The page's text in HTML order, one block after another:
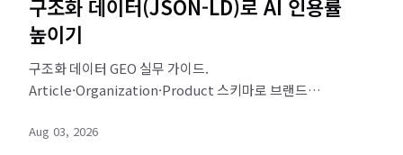
구조화 데이터(JSON-LD)로 AI 인용률
높이기
구조화 데이터 GEO 실무 가이드.
Article·Organization·Product 스키마로 브랜드
5단계를 확인하세요. 리드젠랩이 진단해 드립니다.
Aug 03, 2026